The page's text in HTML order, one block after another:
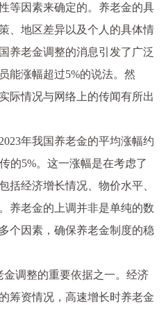
等因素来确定的。养老金的具
、地区差异以及个人的具体情
养老金调整的消息引发了广泛
能涨幅超过5%的说法。然
际情况与网络上的传闻有所出
年我国养老金的平均涨幅约
的5%。这一涨幅是在考虑了
括经济增长情况、物价水平、
养老金的上调并非是单纯的数
个因素，确保养老金制度的稳
金调整的重要依据之一。经济
筹资情况，高速增长时养老金